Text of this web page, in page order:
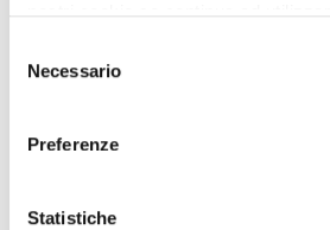
delNecessario
Preferenze
Statistiche
Name